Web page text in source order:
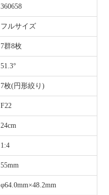
360658
フルサイズ
7群8枚
51.3°
7枚(円形絞り)
F22
24cm
1:4
55mm
φ64.0mm×48.2mm